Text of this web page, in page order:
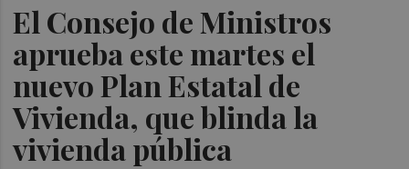
El Consejo de Ministros
aprueba este martes el
nuevo Plan Estatal de
Vivienda, que blinda la
vivienda pública